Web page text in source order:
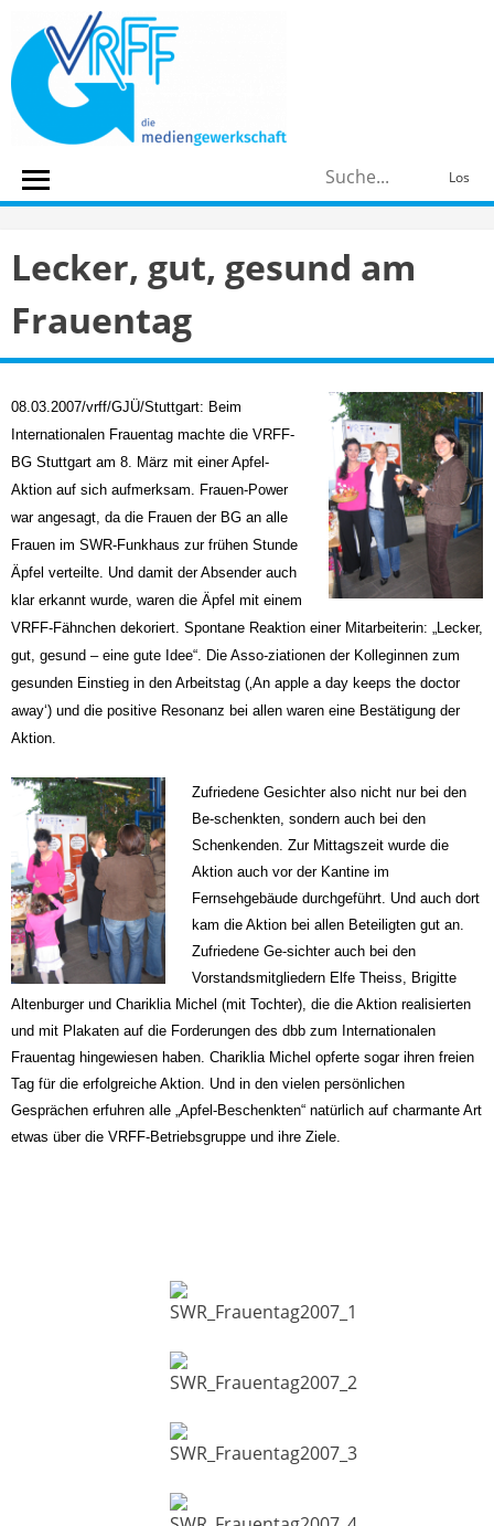
content
Los
Lecker, gut, gesund am
Frauentag
08.03.2007/vrff/GJÜ/Stuttgart: Beim
Internationalen Frauentag machte die VRFF-
BG Stuttgart am 8. März mit einer Apfel-
Aktion auf sich aufmerksam. Frauen-Power
war angesagt, da die Frauen der BG an alle
Frauen im SWR-Funkhaus zur frühen Stunde
Äpfel verteilte. Und damit der Absender auch
klar erkannt wurde, waren die Äpfel mit einem
VRFF-Fähnchen dekoriert. Spontane Reaktion einer Mitarbeiterin: „Lecker,
gut, gesund – eine gute Idee“. Die Asso-ziationen der Kolleginnen zum
gesunden Einstieg in den Arbeitstag (‚An apple a day keeps the doctor
away‘) und die positive Resonanz bei allen waren eine Bestätigung der
Aktion.
Zufriedene Gesichter also nicht nur bei den
Be-schenkten, sondern auch bei den
Schenkenden. Zur Mittagszeit wurde die
Aktion auch vor der Kantine im
Fernsehgebäude durchgeführt. Und auch dort
kam die Aktion bei allen Beteiligten gut an.
Zufriedene Ge-sichter auch bei den
Vorstandsmitgliedern Elfe Theiss, Brigitte
Altenburger und Chariklia Michel (mit Tochter), die die Aktion realisierten
und mit Plakaten auf die Forderungen des dbb zum Internationalen
Frauentag hingewiesen haben. Chariklia Michel opferte sogar ihren freien
Tag für die erfolgreiche Aktion. Und in den vielen persönlichen
Gesprächen erfuhren alle „Apfel-Beschenkten“ natürlich auf charmante Art
etwas über die VRFF-Betriebsgruppe und ihre Ziele.